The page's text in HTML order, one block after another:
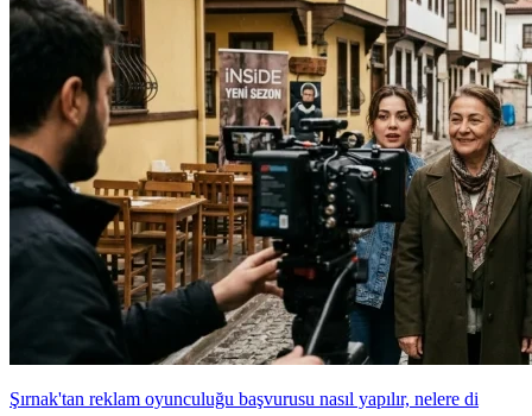
Şırnak'tan reklam oyunculuğu başvurusu nasıl yapılır, nelere di